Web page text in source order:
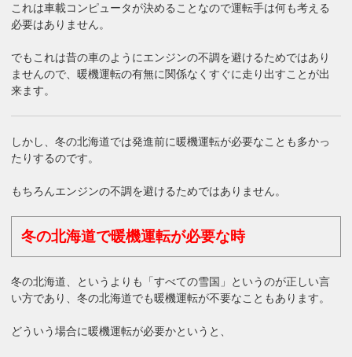
これは車載コンピュータが決めることなので運転手は何も考える
必要はありません。
でもこれは昔の車のようにエンジンの不調を避けるためではあり
ませんので、暖機運転の有無に関係なくすぐに走り出すことが出
来ます。
しかし、冬の北海道では発進前に暖機運転が必要なことも多かっ
たりするのです。
もちろんエンジンの不調を避けるためではありません。
冬の北海道で暖機運転が必要な時
冬の北海道、というよりも「すべての雪国」というのが正しい言
い方であり、冬の北海道でも暖機運転が不要なこともあります。
どういう場合に暖機運転が必要かというと、